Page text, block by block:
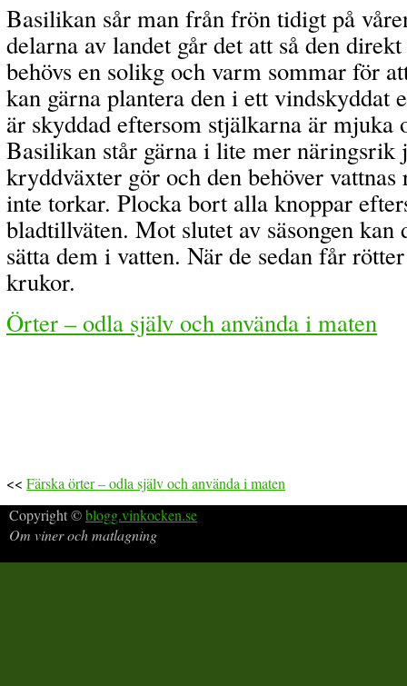
Basilikan sår man från frön tidigt på
delarna av landet går det att så den
behövs en solikg och varm sommar för
kan gärna plantera den i ett vindskyddat
är skyddad eftersom stjälkarna är mjuka
Basilikan står gärna i lite mer näringsrik
kryddväxter gör och den behöver vattnas
inte torkar. Plocka bort alla knoppar
bladtillväten. Mot slutet av säsongen kan
sätta dem i vatten. När de sedan får
krukor.
Örter – odla själv och använda i maten
<< Färska örter – odla själv och använda i maten
Copyright ©blogg.vinkocken.se
Om viner och matlagning